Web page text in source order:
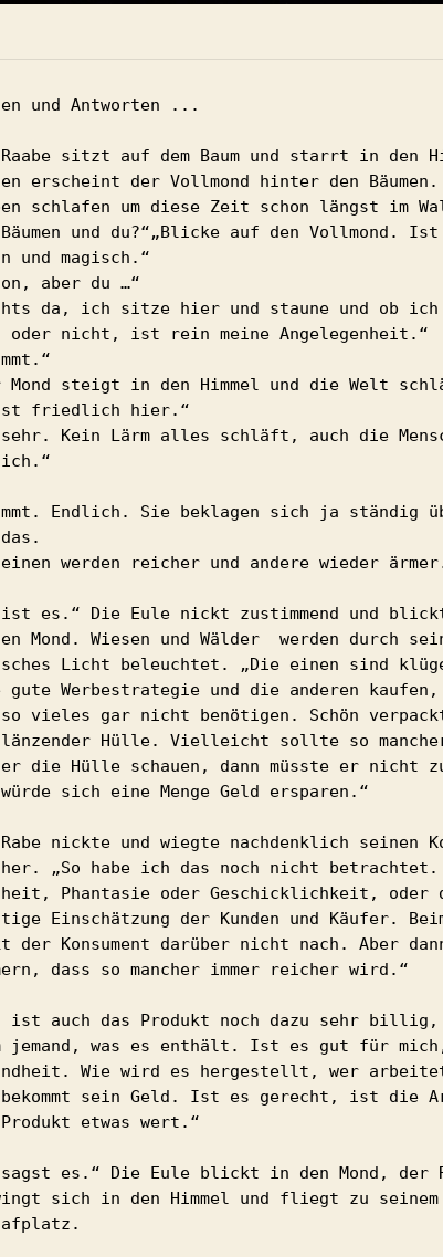
und Antworten ...
sitzt auf dem Baum und starrt in den
erscheint der Vollmond hinter den Bäumen.
schlafen um diese Zeit schon längst im
und du?“„Blicke auf den Vollmond. Ist
und magisch.“
aber du …“
da, ich sitze hier und staune und ob ich
nicht, ist rein meine Angelegenheit.“
Mond steigt in den Himmel und die Welt
friedlich hier.“
Kein Lärm alles schläft, auch die
Endlich. Sie beklagen sich ja ständig
werden reicher und andere wieder
ist es.“ Die Eule nickt zustimmend und
Mond. Wiesen und Wälder  werden durch
Licht beleuchtet. „Die einen sind
gute Werbestrategie und die anderen kaufen,
vieles gar nicht benötigen. Schön
Hülle. Vielleicht sollte so
die Hülle schauen, dann müsste er nicht
sich eine Menge Geld ersparen.“
nickte und wiegte nachdenklich seinen
her. „So habe ich das noch nicht
Phantasie oder Geschicklichkeit, oder
Einschätzung der Kunden und Käufer.
der Konsument darüber nicht nach. Aber
dass so mancher immer reicher wird.“
ist auch das Produkt noch dazu sehr
jemand, was es enthält. Ist es gut für
Wie wird es hergestellt, wer
bekommt sein Geld. Ist es gerecht, ist die
etwas wert.“
sagst es.“ Die Eule blickt in den Mond, der
sich in den Himmel und fliegt zu seinem